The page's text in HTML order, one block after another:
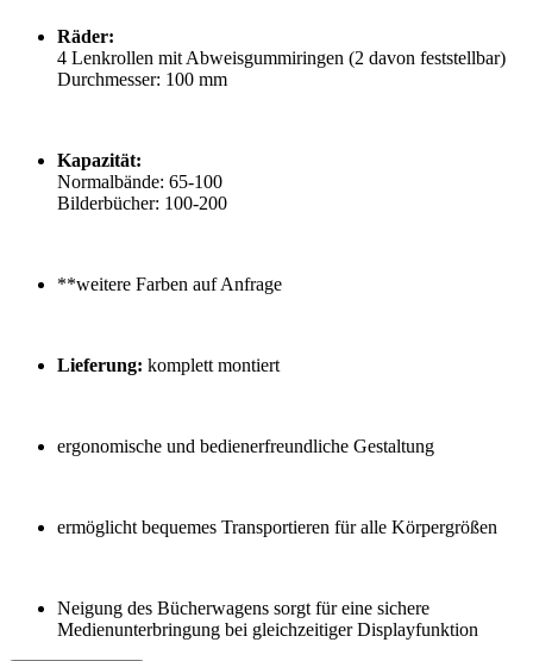
Räder:
4 Lenkrollen mit Abweisgummiringen (2 davon feststellbar)
Durchmesser: 100 mm
Kapazität:
Normalbände: 65-100
Bilderbücher: 100-200
**weitere Farben auf Anfrage
Lieferung: komplett montiert
ergonomische und bedienerfreundliche Gestaltung
ermöglicht bequemes Transportieren für alle Körpergrößen
Neigung des Bücherwagens sorgt für eine sichere
Medienunterbringung bei gleichzeitiger Displayfunktion